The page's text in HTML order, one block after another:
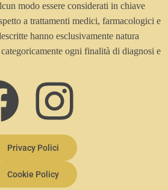
modo essere considerati in chiave
a trattamenti medici, farmacologici e
hanno esclusivamente natura
categoricamente ogni finalità di diagnosi e
Privacy Polici
Cookie Policy